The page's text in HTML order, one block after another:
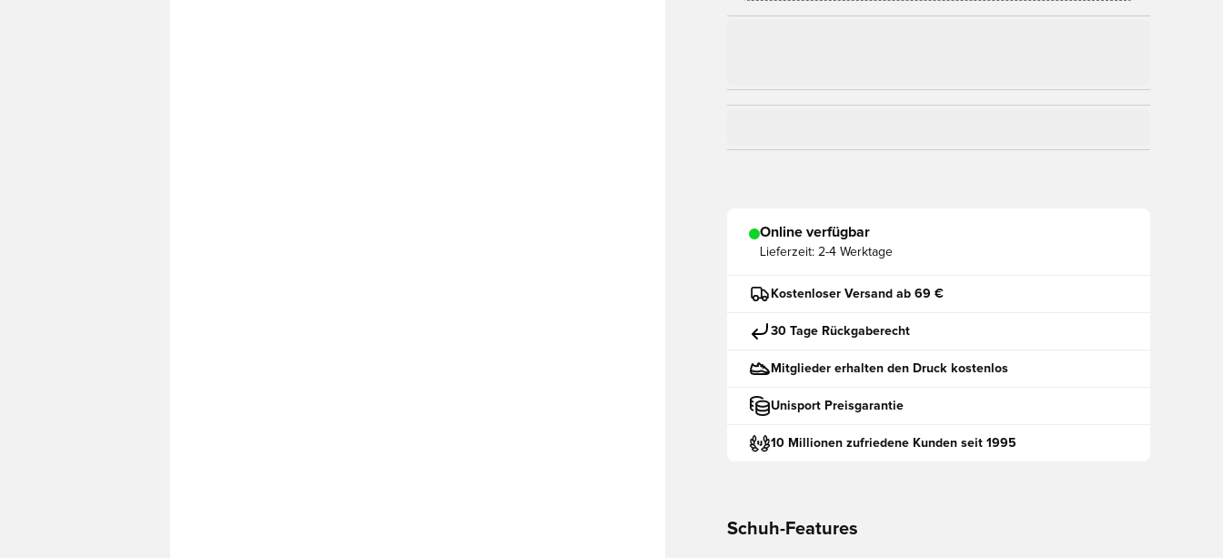
Online verfügbar
Lieferzeit: 2-4 Werktage
Kostenloser Versand ab 69 €
30 Tage Rückgaberecht
Mitglieder erhalten den Druck kostenlos
Unisport Preisgarantie
10 Millionen zufriedene Kunden seit 1995
Schuh-Features